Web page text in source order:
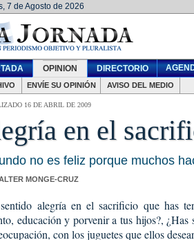
7 de Agosto de 2026
OPINION DIRECTORIO
ENVÍE SU OPINIÓN AVISO DEL MEDIO
16 DE ABRIL DE 2009
en el
no es feliz porque muchos
MONGE-CRUZ
alegría en el sacrificio que has
educación y porvenir a tus hijos?,
con los juguetes que ellos